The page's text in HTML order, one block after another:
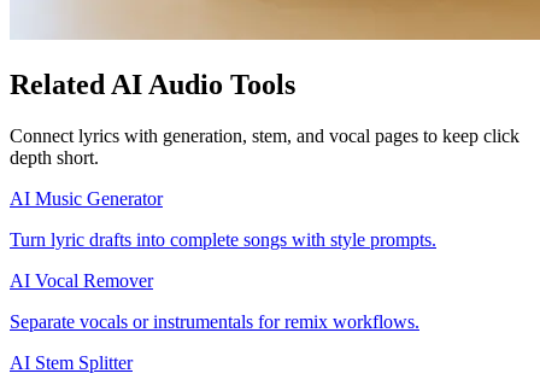
Related AI Audio Tools
Connect lyrics with generation, stem, and vocal pages to keep click
depth short.
AI Music Generator
Turn lyric drafts into complete songs with style prompts.
AI Vocal Remover
Separate vocals or instrumentals for remix workflows.
AI Stem Splitter